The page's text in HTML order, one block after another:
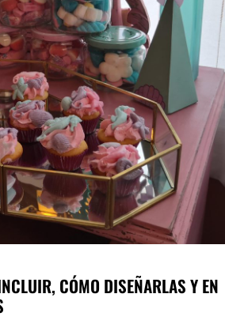
CÓMO DISEÑARLAS Y EN